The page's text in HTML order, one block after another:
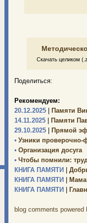
Скачать целиком
Поделиться:
Рекомендуем:
20.12.2025
Памяти
14.11.2025
Памяти
29.10.2025
Прямой
• Узники проверочно-
• Организация досуга
• Чтобы помнили:
КНИГА ПАМЯТИ
КНИГА ПАМЯТИ
Мама
КНИГА ПАМЯТИ
blog comments powered